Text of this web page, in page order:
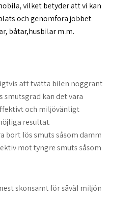
vilket betyder att vi kan
och genomföra jobbet
båtar,husbilar m.m.
att tvätta bilen noggrant
smutsgrad kan det vara
och miljövänligt
resultat.
bort lös smuts såsom damm
mot tyngre smuts såsom
skonsamt för såväl miljön